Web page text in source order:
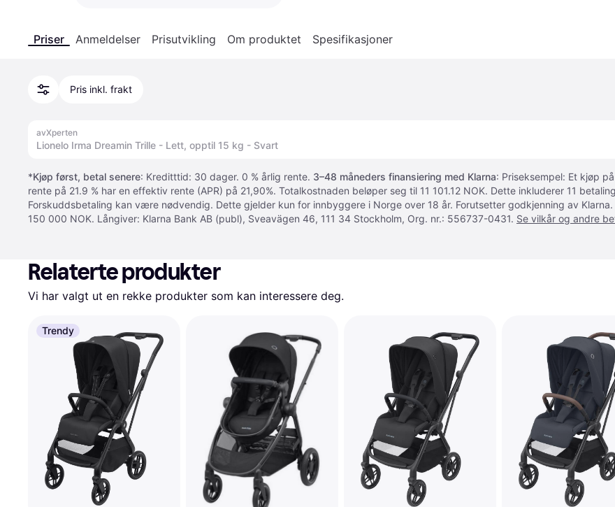
Priser Anmeldelser Prisutvikling Om produktet Spesifikasjoner
Pris inkl. frakt
avXperten
Lionelo Irma Dreamin Trille - Lett, opptil 15 kg - Svart
*Kjøp først, betal senere: Kreditttid: 30 dager. 0 % årlig rente. 3–48 måneders finansiering med Klarna: Priseksempel: Et kjøp
rente på 21.9 % har en effektiv rente (APR) på 21,90%. Totalkostnaden beløper seg til 11 101.12 NOK. Dette inkluderer 11
Forskuddsbetaling kan være nødvendig. Dette gjelder kun for innbyggere i Norge over 18 år. Forutsetter godkjenning av
150 000 NOK. Långiver: Klarna Bank AB (publ), Sveavägen 46, 111 34 Stockholm, Org. nr.: 556737-0431. Se vilkår og andre
Relaterte produkter
Vi har valgt ut en rekke produkter som kan interessere deg.
Trendy